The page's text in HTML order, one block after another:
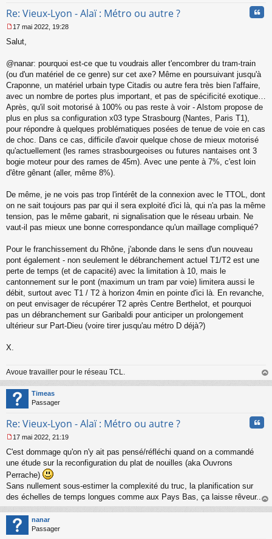
Re: Vieux-Lyon - Alaï : Métro ou autre ?
e
s
g
e
n
o
n
u
17 mai 2022, 19:28
Salut,
@nanar: pourquoi est-ce que tu voudrais aller t'encombrer du tram-train
(ou d'un matériel de ce genre) sur cet axe? Même en poursuivant jusqu'à
Craponne, un matériel urbain type Citadis ou autre fera très bien l'affaire,
avec un nombre de portes plus important, et pas de spécificité exotique…
Après, qu'il soit motorisé à 100% ou pas reste à voir - Alstom propose de
plus en plus sa configuration x03 type Strasbourg (Nantes, Paris T1),
pour répondre à quelques problématiques posées de tenue de voie en cas
de choc. Dans ce cas, difficile d'avoir quelque chose de mieux motorisé
qu'actuellement (les rames strasbourgeoises ou futures nantaises ont 3
bogie moteur pour des rames de 45m). Avec une pente à 7%, c'est loin
d'être gênant (aller, même 8%).
De même, je ne vois pas trop l'intérêt de la connexion avec le TTOL, dont
on ne sait toujours pas par qui il sera exploité d'ici là, qui n'a pas la même
tension, pas le même gabarit, ni signalisation que le réseau urbain. Ne
vaut-il pas mieux une bonne correspondance qu'un maillage compliqué?
Pour le franchissement du Rhône, j'abonde dans le sens d'un nouveau
pont également - non seulement le débranchement actuel T1/T2 est une
perte de temps (et de capacité) avec la limitation à 10, mais le
cantonnement sur le pont (maximum un tram par voie) limitera aussi le
débit, surtout avec T1 / T2 à horizon 4min en pointe d'ici là. En revanche,
on peut envisager de récupérer T2 après Centre Berthelot, et pourquoi
pas un débranchement sur Garibaldi pour anticiper un prolongement
ultérieur sur Part-Dieu (voire tirer jusqu'au métro D déjà?)
X.
Avoue travailler pour le réseau TCL.
au
Timeas
Passager
Re: Vieux-Lyon - Alaï : Métro ou autre ?
e
s
a
g
e
n
o
n
l
17 mai 2022, 21:19
C'est dommage qu'on n'y ait pas pensé/réfléchi quand on a commandé
une étude sur la reconfiguration du plat de nouilles (aka Ouvrons
Perrache)
Sans nullement sous-estimer la complexité du truc, la planification sur
des échelles de temps longues comme aux Pays Bas, ça laisse rêveur...
au
nanar
Passager